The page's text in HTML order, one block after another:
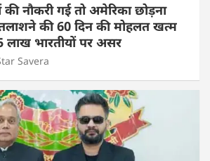
की नौकरी गई तो अमेरिका छोड़ना
की 60 दिन की मोहलत खत्म
लाख भारतीयों पर असर
Savera